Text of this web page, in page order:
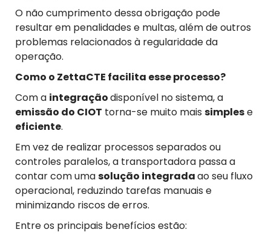
O não cumprimento dessa obrigação pode
resultar em penalidades e multas, além de outros
problemas relacionados à regularidade da
operação.
Como o ZettaCTE facilita esse processo?
Com a integraçãodisponível no sistema, a
emissão do CIOT torna-se muito mais simplese
eficiente.
Em vez de realizar processos separados ou
controles paralelos, a transportadora passa a
contar com umasolução integradaao seu fluxo
operacional, reduzindo tarefas manuais e
minimizando riscos de erros.
Entre os principais benefícios estão: